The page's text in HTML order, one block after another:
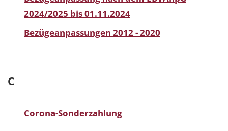
2024/2025 bis 01.11.2024
Bezügeanpassungen 2012 - 2020
C
Corona-Sonderzahlung